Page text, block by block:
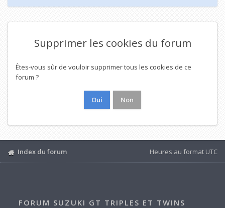
Supprimer les cookies du forum
Êtes-vous sûr de vouloir supprimer tous les cookies de ce
forum ?
Index du forum Heures au format UTC
FORUM SUZUKI GT TRIPLES ET TWINS